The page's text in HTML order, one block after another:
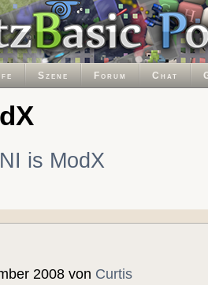
Szene Forum Chat
is ModX
2008 von Curtis